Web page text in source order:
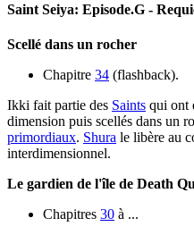
Saint Seiya: Episode.G -
Scellé dans un rocher
Chapitre 34 (flashback).
Ikki fait partie des Saints qui ont
dimension puis scellés dans un
primordiaux. Shura le libère au
interdimensionnel.
Le gardien de l'île de Death
Chapitres 30 à ...